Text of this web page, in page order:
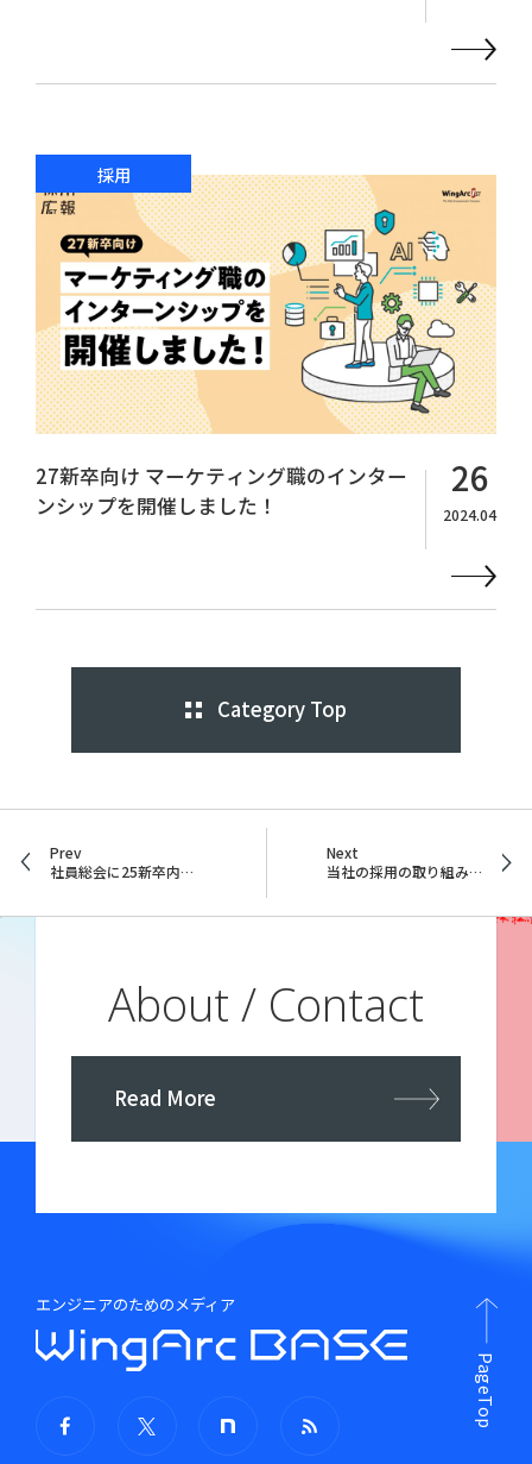
採用
27新卒向け マーケティング職のインター
ンシップを開催しました！
26
2024.04
Category Top
Prev
社員総会に25新卒内定者をご招待しました！
Next
当社の採用の取り組みを取材いただきました！
About / Contact
Read More
エンジニアのためのメディア
PageTop